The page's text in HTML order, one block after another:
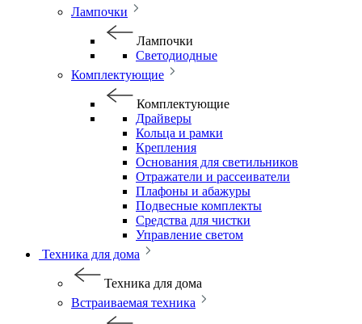
Лампочки
Лампочки
Светодиодные
Комплектующие
Комплектующие
Драйверы
Кольца и рамки
Крепления
Основания для светильников
Отражатели и рассеиватели
Плафоны и абажуры
Подвесные комплекты
Средства для чистки
Управление светом
Техника для дома
Техника для дома
Встраиваемая техника